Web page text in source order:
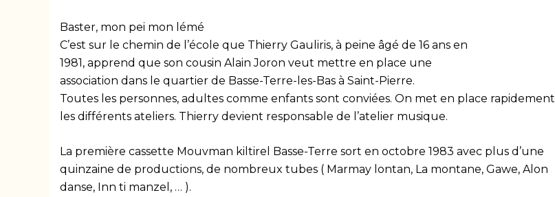
Baster, mon pei mon lémé
C’est sur le chemin de l’école que Thierry Gauliris, à peine âgé de 16 ans en
1981, apprend que son cousin Alain Joron veut mettre en place une
association dans le quartier de Basse-Terre-les-Bas à Saint-Pierre.
Toutes les personnes, adultes comme enfants sont conviées. On met en place rapidement
les différents ateliers. Thierry devient responsable de l’atelier musique.
La première cassette Mouvman kiltirel Basse-Terre sort en octobre 1983 avec plus d’une
quinzaine de productions, de nombreux tubes ( Marmay lontan, La montane, Gawe, Alon
danse, Inn ti manzel, … ).